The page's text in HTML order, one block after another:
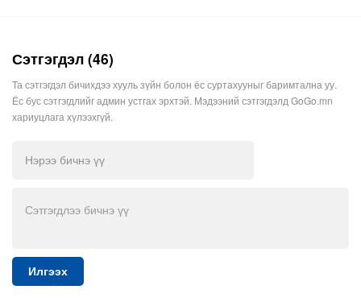
Сэтгэгдэл (46)
Та сэтгэгдэл бичихдээ хууль зүйн болон ёс суртахууныг баримтална уу.
Ёс бус сэтгэгдлийг админ устгах эрхтэй. Мэдээний сэтгэгдэлд GoGo.mn
хариуцлага хүлээхгүй.
Илгээх